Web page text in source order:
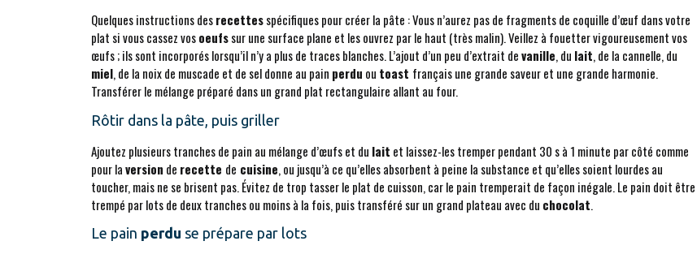
Quelques instructions desrecettesspécifiques pour créer la pâte : Vous n’aurez pas de fragments de coquille d’œuf dans votre
plat si vous cassez vosoeufssur une surface plane et les ouvrez par le haut (très malin). Veillez à fouetter vigoureusement vos
œufs ; ils sont incorporés lorsqu’il n’y a plus de traces blanches. L’ajout d’un peu d’extrait devanille, du lait, de la cannelle, du
miel, de la noix de muscade et de sel donne au pain perdu ou toast français une grande saveur et une grande harmonie.
Transférer le mélange préparé dans un grand plat rectangulaire allant au four.
Rôtir dans la pâte, puis griller
Ajoutez plusieurs tranches de pain au mélange d’œufs et du lait et laissez-les tremper pendant 30 s à 1 minute par côté comme
pour laversion de recette de cuisine, ou jusqu’à ce qu’elles absorbent à peine la substance et qu’elles soient lourdes au
toucher, mais ne se brisent pas. Évitez de trop tasser le plat de cuisson, car le pain tremperait de façon inégale. Le pain doit être
trempé par lots de deux tranches ou moins à la fois, puis transféré sur un grand plateau avec du chocolat.
Le pain perdu se prépare par lots